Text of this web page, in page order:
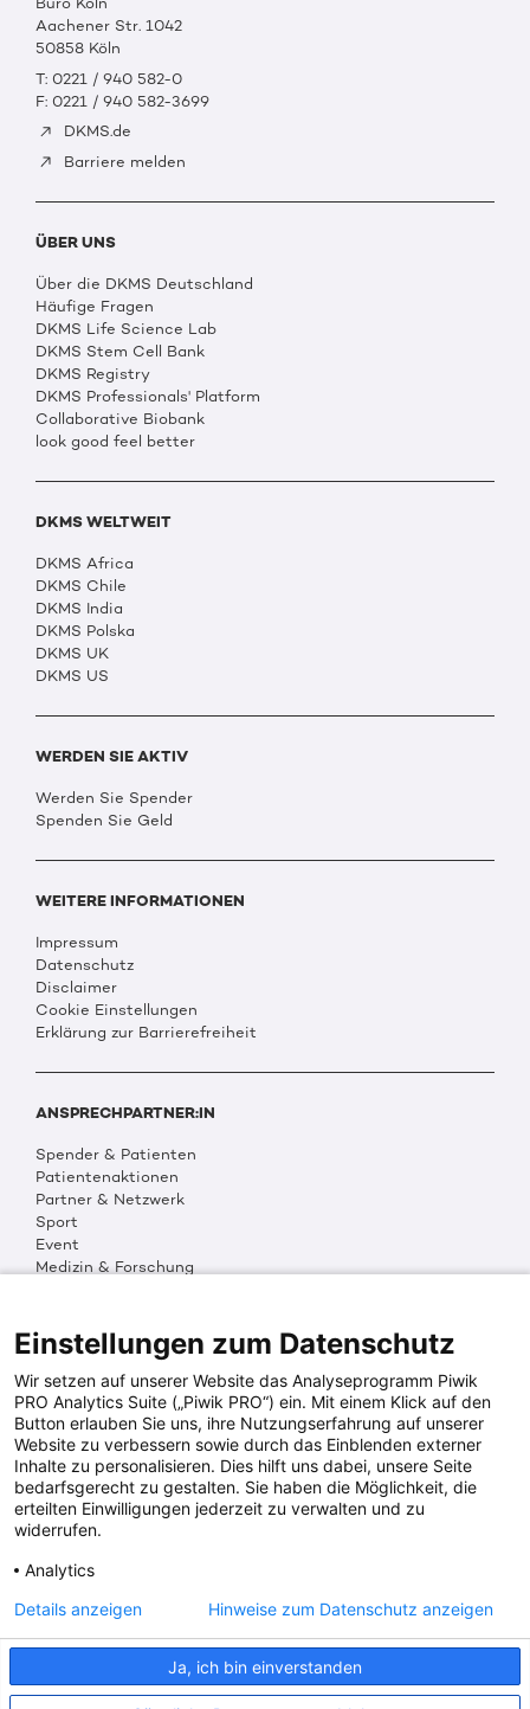
Aachener Str. 1042
50858 Köln
T: 0221 / 940 582-0
F: 0221 / 940 582-3699
DKMS.de
Barriere melden
ÜBER UNS
Über die DKMS Deutschland
Häufige Fragen
DKMS Life Science Lab
DKMS Stem Cell Bank
DKMS Registry
DKMS Professionals' Platform
Collaborative Biobank
look good feel better
DKMS WELTWEIT
DKMS Africa
DKMS Chile
DKMS India
DKMS Polska
DKMS UK
DKMS US
WERDEN SIE AKTIV
Werden Sie Spender
Spenden Sie Geld
WEITERE INFORMATIONEN
Impressum
Datenschutz
Disclaimer
Cookie Einstellungen
Erklärung zur Barrierefreiheit
ANSPRECHPARTNER:IN
Spender & Patienten
Patientenaktionen
Partner & Netzwerk
Sport
Event
Medizin & Forschung
Multimedia
Social Media
PRESSEINFOS
Fotos & Media
Digitale Pressemappen
Patientenaktionen
DKMS SPENDENKONTO
DKMS Donor Center gGmbH
IBAN: DE64641500200000255556
BIC: SOLADES1TUB
Einstellungen zum Datenschutz
Wir setzen auf unserer Website das Analyseprogramm Piwik
PRO Analytics Suite („Piwik PRO“) ein. Mit einem Klick auf den
Button erlauben Sie uns, ihre Nutzungserfahrung auf unserer
Website zu verbessern sowie durch das Einblenden externer
Inhalte zu personalisieren. Dies hilft uns dabei, unsere Seite
bedarfsgerecht zu gestalten. Sie haben die Möglichkeit, die
erteilten Einwilligungen jederzeit zu verwalten und zu
widerrufen.
Analytics
Ja, ich bin einverstanden
Details anzeigen Hinweise zum Datenschutz anzeigen